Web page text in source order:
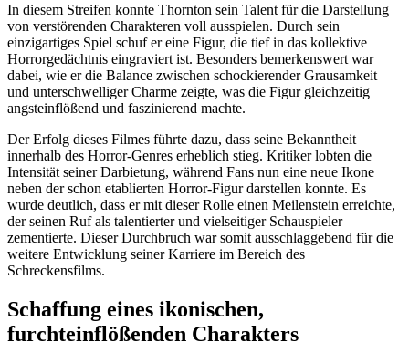
In diesem Streifen konnte Thornton sein Talent für die Darstellung
von verstörenden Charakteren voll ausspielen. Durch sein
einzigartiges Spiel schuf er eine Figur, die tief in das kollektive
Horrorgedächtnis eingraviert ist. Besonders bemerkenswert war
dabei, wie er die Balance zwischen schockierender Grausamkeit
und unterschwelliger Charme zeigte, was die Figur gleichzeitig
angsteinflößend und faszinierend machte.
Der Erfolg dieses Filmes führte dazu, dass seine Bekanntheit
innerhalb des Horror-Genres erheblich stieg. Kritiker lobten die
Intensität seiner Darbietung, während Fans nun eine neue Ikone
neben der schon etablierten Horror-Figur darstellen konnte. Es
wurde deutlich, dass er mit dieser Rolle einen Meilenstein erreichte,
der seinen Ruf als talentierter und vielseitiger Schauspieler
zementierte. Dieser Durchbruch war somit ausschlaggebend für die
weitere Entwicklung seiner Karriere im Bereich des
Schreckensfilms.
Schaffung eines ikonischen,
furchteinflößenden Charakters